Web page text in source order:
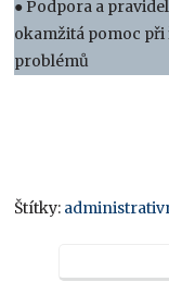
● Podpora a
okamžitá pomoc
problémů
Štítky: